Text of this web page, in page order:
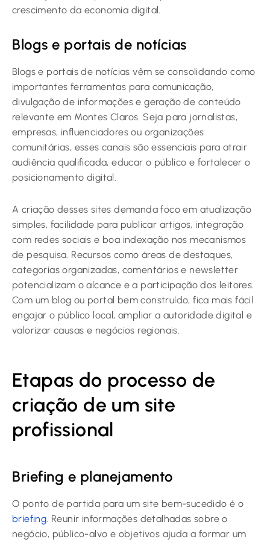
crescimento da economia digital.
Blogs e portais de notícias
Blogs e portais de notícias vêm se consolidando como
importantes ferramentas para comunicação,
divulgação de informações e geração de conteúdo
relevante em Montes Claros. Seja para jornalistas,
empresas, influenciadores ou organizações
comunitárias, esses canais são essenciais para atrair
audiência qualificada, educar o público e fortalecer o
posicionamento digital.
A criação desses sites demanda foco em atualização
simples, facilidade para publicar artigos, integração
com redes sociais e boa indexação nos mecanismos
de pesquisa. Recursos como áreas de destaques,
categorias organizadas, comentários e newsletter
potencializam o alcance e a participação dos leitores.
Com um blog ou portal bem construído, fica mais fácil
engajar o público local, ampliar a autoridade digital e
valorizar causas e negócios regionais.
Etapas do processo de
criação de um site
profissional
Briefing e planejamento
O ponto de partida para um site bem-sucedido é o
briefing . Reunir informações detalhadas sobre o
negócio, público-alvo e objetivos ajuda a formar um